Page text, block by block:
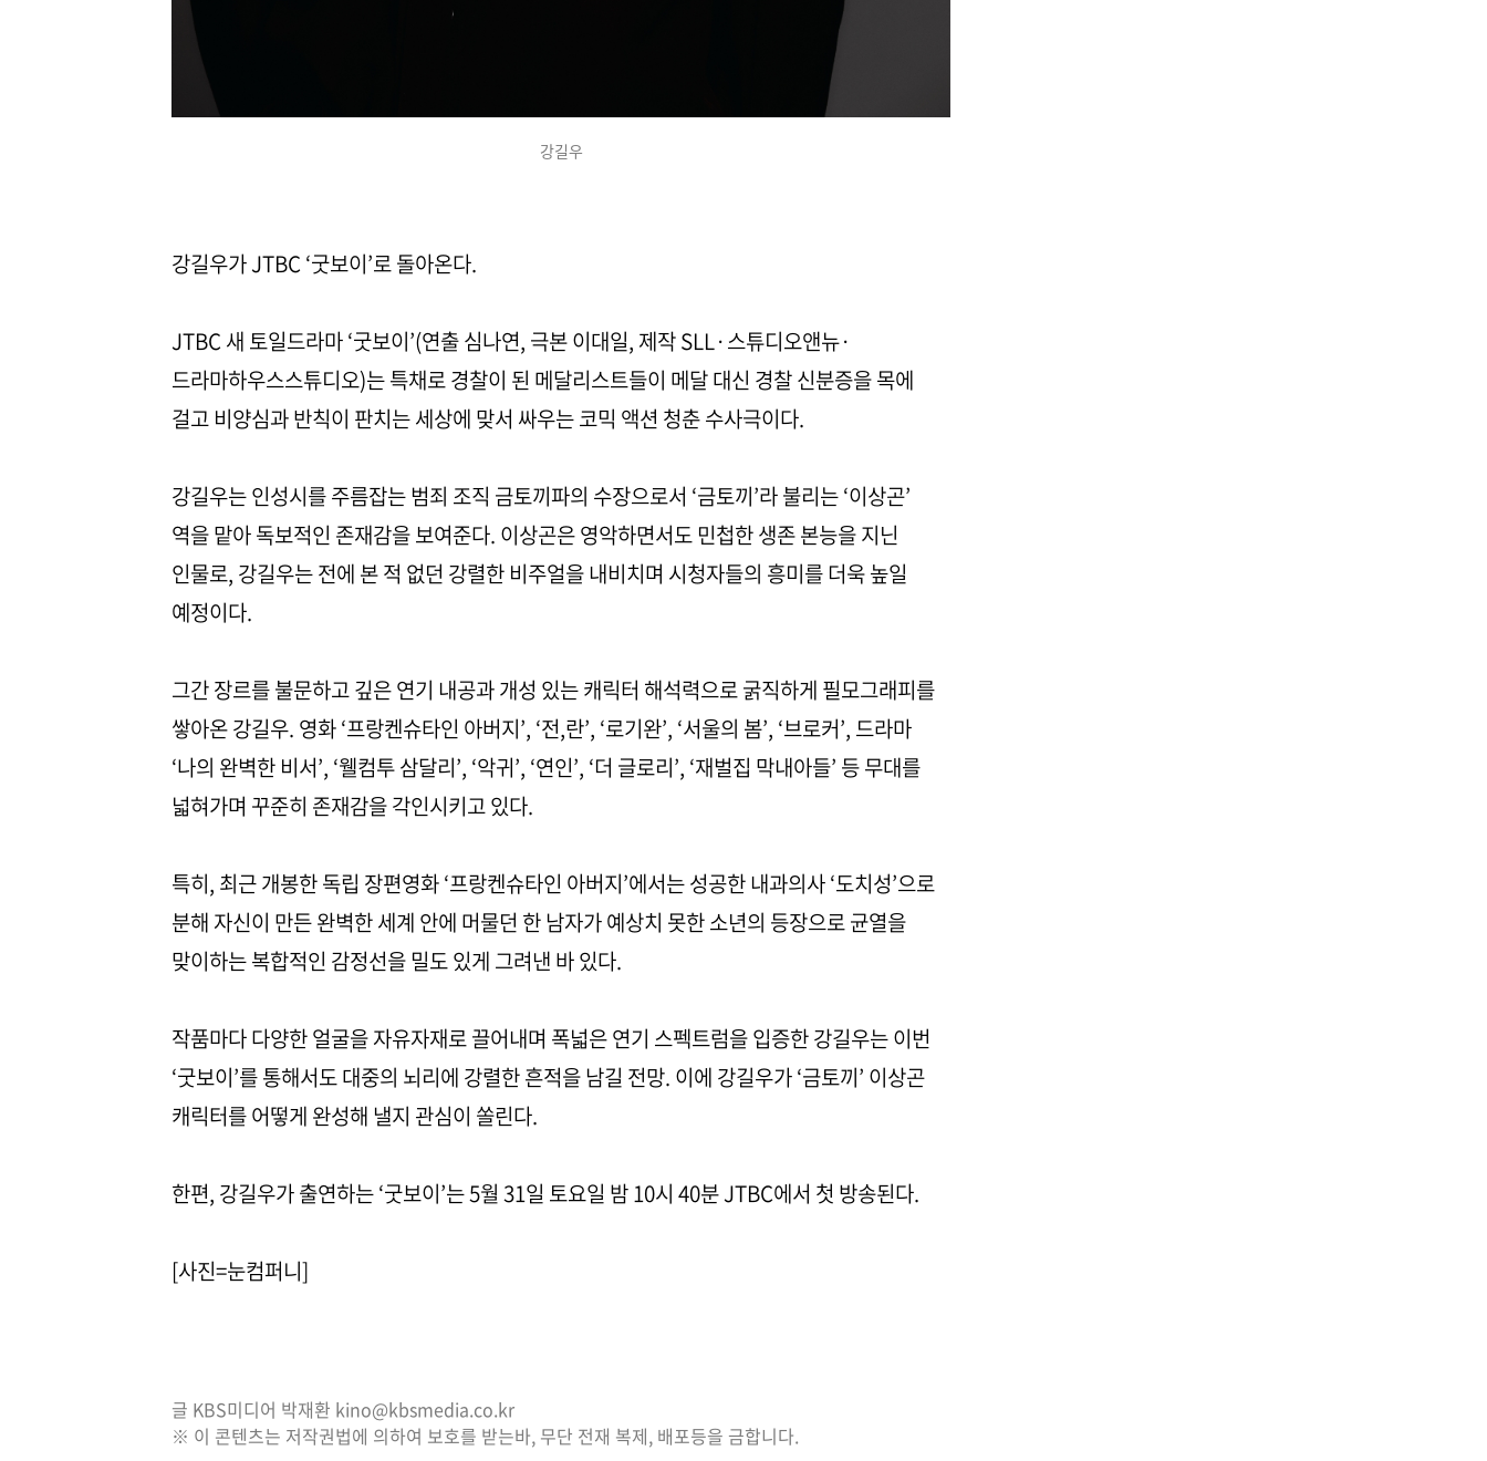
강길우
강길우가 JTBC ‘굿보이’로 돌아온다.
JTBC 새 토일드라마 ‘굿보이’(연출 심나연, 극본 이대일, 제작 SLL·스튜디오앤뉴·
드라마하우스스튜디오)는 특채로 경찰이 된 메달리스트들이 메달 대신 경찰 신분증을 목에
걸고 비양심과 반칙이 판치는 세상에 맞서 싸우는 코믹 액션 청춘 수사극이다.
강길우는 인성시를 주름잡는 범죄 조직 금토끼파의 수장으로서 ‘금토끼’라 불리는 ‘이상곤’
역을 맡아 독보적인 존재감을 보여준다. 이상곤은 영악하면서도 민첩한 생존 본능을 지닌
인물로, 강길우는 전에 본 적 없던 강렬한 비주얼을 내비치며 시청자들의 흥미를 더욱 높일
예정이다.
그간 장르를 불문하고 깊은 연기 내공과 개성 있는 캐릭터 해석력으로 굵직하게 필모그래피를
쌓아온 강길우. 영화 ‘프랑켄슈타인 아버지’, ‘전,란’, ‘로기완’, ‘서울의 봄’, ‘브로커’, 드라마
‘나의 완벽한 비서’, ‘웰컴투 삼달리’, ‘악귀’, ‘연인’, ‘더 글로리’, ‘재벌집 막내아들’ 등 무대를
넓혀가며 꾸준히 존재감을 각인시키고 있다.
특히, 최근 개봉한 독립 장편영화 ‘프랑켄슈타인 아버지’에서는 성공한 내과의사 ‘도치성’으로
분해 자신이 만든 완벽한 세계 안에 머물던 한 남자가 예상치 못한 소년의 등장으로 균열을
맞이하는 복합적인 감정선을 밀도 있게 그려낸 바 있다.
작품마다 다양한 얼굴을 자유자재로 끌어내며 폭넓은 연기 스펙트럼을 입증한 강길우는 이번
‘굿보이’를 통해서도 대중의 뇌리에 강렬한 흔적을 남길 전망. 이에 강길우가 ‘금토끼’ 이상곤
캐릭터를 어떻게 완성해 낼지 관심이 쏠린다.
한편, 강길우가 출연하는 ‘굿보이’는 5월 31일 토요일 밤 10시 40분 JTBC에서 첫 방송된다.
[사진=눈컴퍼니]
글 KBS미디어 박재환 kino@kbsmedia.co.kr
※ 이 콘텐츠는 저작권법에 의하여 보호를 받는바, 무단 전재 복제, 배포등을 금합니다.